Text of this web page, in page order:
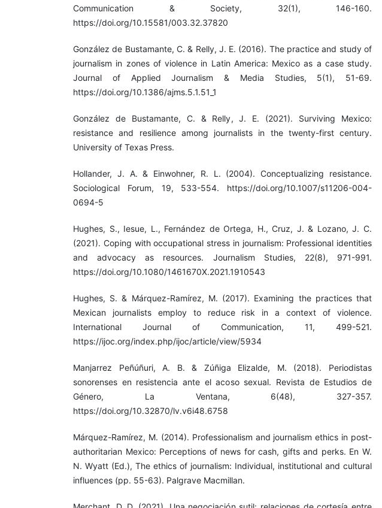
Communication & Society, 32(1), 146-160.
https://doi.org/10.15581/003.32.37820
González de Bustamante, C. & Relly, J. E. (2016). The practice and study of
journalism in zones of violence in Latin America: Mexico as a case study.
Journal of Applied Journalism & Media Studies, 5(1), 51-69.
https://doi.org/10.1386/ajms.5.1.51_1
González de Bustamante, C. & Relly, J. E. (2021). Surviving Mexico:
resistance and resilience among journalists in the twenty-first century.
University of Texas Press.
Hollander, J. A. & Einwohner, R. L. (2004). Conceptualizing resistance.
Sociological Forum, 19, 533-554. https://doi.org/10.1007/s11206-004-
0694-5
Hughes, S., Iesue, L., Fernández de Ortega, H., Cruz, J. & Lozano, J. C.
(2021). Coping with occupational stress in journalism: Professional identities
and advocacy as resources. Journalism Studies, 22(8), 971-991.
https://doi.org/10.1080/1461670X.2021.1910543
Hughes, S. & Márquez-Ramírez, M. (2017). Examining the practices that
Mexican journalists employ to reduce risk in a context of violence.
International Journal of Communication, 11, 499-521.
https://ijoc.org/index.php/ijoc/article/view/5934
Manjarrez Peñúñuri, A. B. & Zúñiga Elizalde, M. (2018). Periodistas
sonorenses en resistencia ante el acoso sexual. Revista de Estudios de
Género, La Ventana, 6(48), 327-357.
https://doi.org/10.32870/lv.v6i48.6758
Márquez-Ramírez, M. (2014). Professionalism and journalism ethics in post-
authoritarian Mexico: Perceptions of news for cash, gifts and perks. En W.
N. Wyatt (Ed.), The ethics of journalism: Individual, institutional and cultural
influences (pp. 55-63). Palgrave Macmillan.